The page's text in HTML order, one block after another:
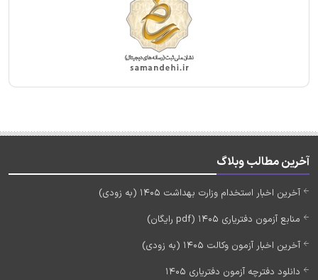
آخرین مطالب وبلاگ
آخرین اخبار استخدام وزارت بهداشت 1405 (به زودی)
منابع آزمون دفتریاری 1405 (pdf رایگان)
آخرین اخبار آزمون وکالت 1405 (به زودی)
دانلود دفترچه آزمون دفتریاری 1405